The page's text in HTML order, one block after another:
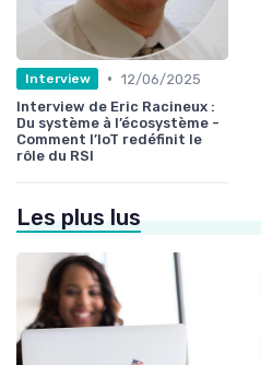
Interview • 12/06/2025
Interview de Eric Racineux :
Du système à l’écosystème -
Comment l’IoT redéfinit le
rôle du RSI
Les plus lus